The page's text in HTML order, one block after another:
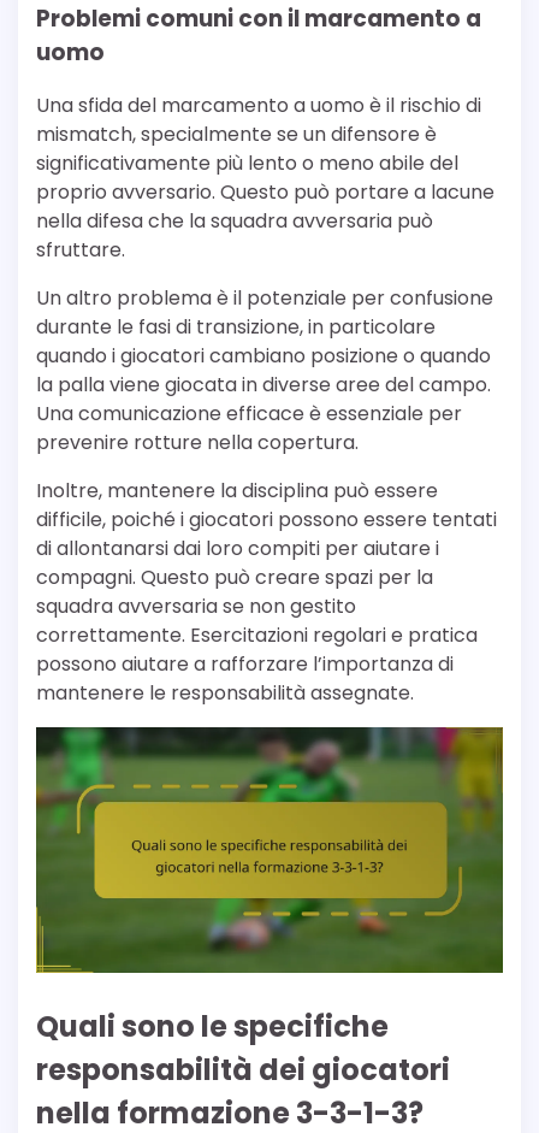
Problemi comuni con il marcamento a
uomo
Una sfida del marcamento a uomo è il rischio di
mismatch, specialmente se un difensore è
significativamente più lento o meno abile del
proprio avversario. Questo può portare a lacune
nella difesa che la squadra avversaria può
sfruttare.
Un altro problema è il potenziale per confusione
durante le fasi di transizione, in particolare
quando i giocatori cambiano posizione o quando
la palla viene giocata in diverse aree del campo.
Una comunicazione efficace è essenziale per
prevenire rotture nella copertura.
Inoltre, mantenere la disciplina può essere
difficile, poiché i giocatori possono essere tentati
di allontanarsi dai loro compiti per aiutare i
compagni. Questo può creare spazi per la
squadra avversaria se non gestito
correttamente. Esercitazioni regolari e pratica
possono aiutare a rafforzare l’importanza di
mantenere le responsabilità assegnate.
Quali sono le specifiche
responsabilità dei giocatori
nella formazione 3-3-1-3?